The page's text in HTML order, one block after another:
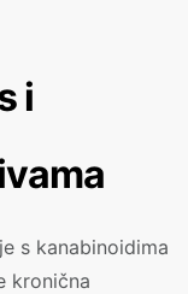
i
s kanabinoidima
kronična